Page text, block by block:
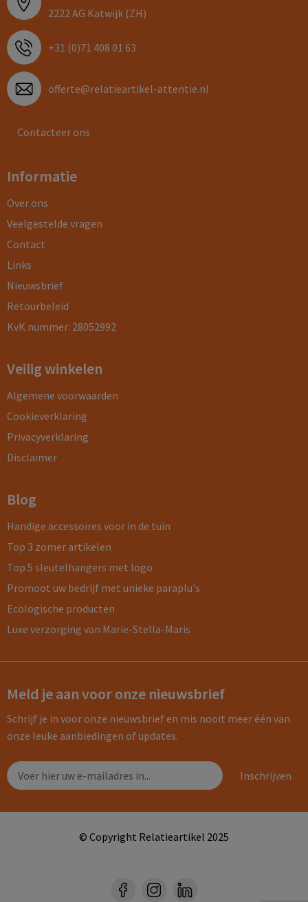
2222 AG Katwijk (ZH)
+31 (0)71 408 01 63
offerte@relatieartikel-attentie.nl
Contacteer ons
Informatie
Over ons
Veelgestelde vragen
Contact
Links
Nieuwsbrief
Retourbeleid
KvK nummer: 28052992
Veilig winkelen
Algemene voorwaarden
Cookieverklaring
Privacyverklaring
Disclaimer
Blog
Handige accessoires voor in de tuin
Top 3 zomer artikelen
Top 5 sleutelhangers met logo
Promoot uw bedrijf met unieke paraplu's
Ecologische producten
Luxe verzorging van Marie-Stella-Maris
Meld je aan voor onze nieuwsbrief
Schrijf je in voor onze nieuwsbrief en mis nooit meer één van
onze leuke aanbiedingen of updates.
© Copyright Relatieartikel 2025